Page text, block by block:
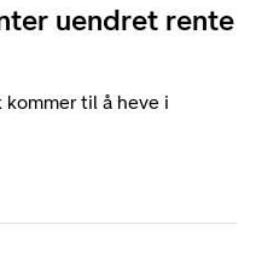
uendret rente
kommer til å heve i